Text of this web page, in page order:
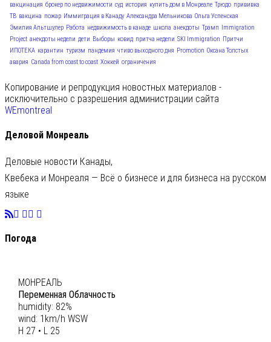
вакцинация брокер по недвижимости суд история купить дом в Монреале Трюдо прививка
ТВ вакцина пожар Иммиграция в Канаду Александра Мельникова Ольга Успенская
Эмилия Альтшулер Работа недвижимость в канаде школа анекдоты Трамп
Immigration
Project анекдоты недели дети Выборы ковид притча недели SKI Immigration Притчи
ИПОТЕКА карантин туризм пандемия чтиво выходного дня Promotion Оксана Толстых
авария Canada from coast to coast Хоккей ограничения
Копирование и репродукция новостных материалов -
исключительно с разрешения администрации сайта
WEmontreal
Деловой Монреаль
Деловые новости Канады,
Квебека и Монреаля — Всё о бизнесе и для бизнеса на русском
языке
Погода
МОНРЕАЛЬ
Переменная Облачность
humidity: 82%
wind: 1km/h WSW
H 27 • L 25